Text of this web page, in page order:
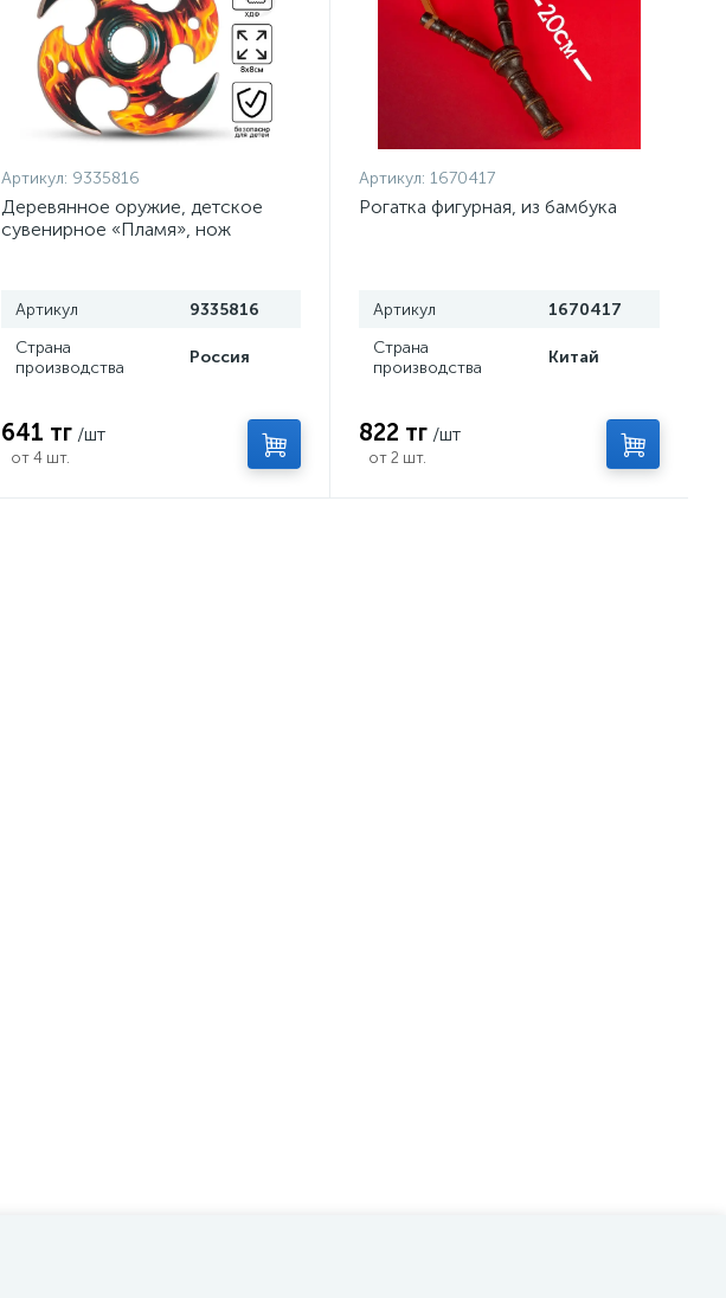
Артикул: 9335816
Деревянное оружие, детское
сувенирное «Пламя», нож
Артикул
9335816
Страна
производства
Россия
641 тг /шт
от 4 шт.
Артикул: 1670417
Рогатка фигурная, из бамбука
Артикул
1670417
Страна
производства
Китай
822 тг /шт
от 2 шт.